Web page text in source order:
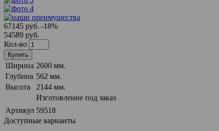
67145 руб. -18%
54589 руб.
Кол-во
Купить
Ширина 2600 мм.
Глубина 562 мм.
Высота
2144 мм.
Изготовление под заказ
Артикул 59518
Доступные варианты